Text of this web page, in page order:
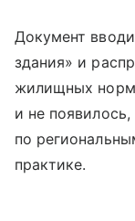
Документ
здания» и
жилищных
и не
по
практике.